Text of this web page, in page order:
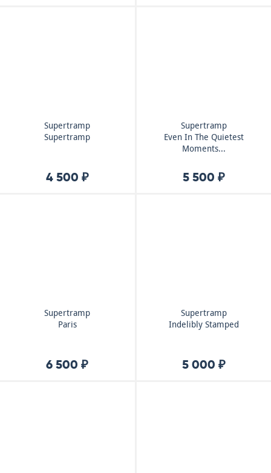
Supertramp
Supertramp
4 500 ₽
Supertramp
Even In The Quietest
Moments...
5 500 ₽
Supertramp
Paris
6 500 ₽
Supertramp
Indelibly Stamped
5 000 ₽